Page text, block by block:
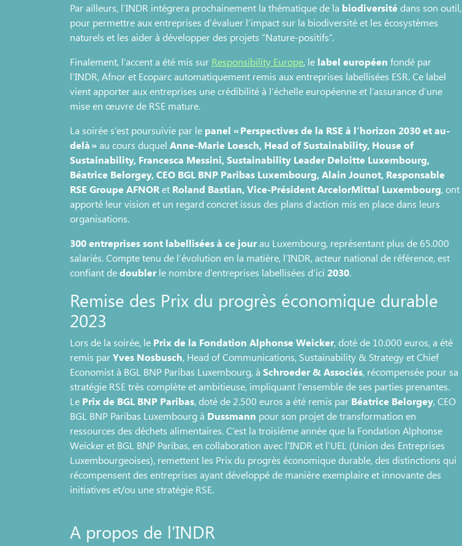
Par ailleurs, l’INDR intégrera prochainement la thématique de la biodiversitédans son outil,
pour permettre aux entreprises d’évaluer l’impact sur la biodiversité et les écosystèmes
naturels et les aider à développer des projets “Nature-positifs”.
Finalement, l’accent a été mis sur Responsibility Europe, le label européen fondé par
l’INDR, Afnor et Ecoparc automatiquement remis aux entreprises labellisées ESR. Ce label
vient apporter aux entreprises une crédibilité à l’échelle européenne et l’assurance d’une
mise en œuvre de RSE mature.
La soirée s’est poursuivie par le panel « Perspectives de la RSE à l’horizon 2030 et au-
delà »au cours duquel Anne-Marie Loesch, Head of Sustainability, House of
Sustainability, Francesca Messini, Sustainability Leader Deloitte Luxembourg,
Béatrice Belorgey, CEO BGL BNP Paribas Luxembourg, Alain Jounot, Responsable
RSE Groupe AFNORet Roland Bastian,Vice-Président ArcelorMittal Luxembourg, ont
apporté leur vision et un regard concret issus des plans d’action mis en place dans leurs
organisations.
300 entreprises sont labellisées à ce jourau Luxembourg, représentant plus de 65.000
salariés. Compte tenu de l’évolution en la matière, l’INDR, acteur national de référence, est
confiant dedoublerle nombre d’entreprises labellisées d’ici 2030.
Remise des Prix du progrès économique durable
2023
Lors de la soirée, le Prix de la Fondation Alphonse Weicker, doté de 10.000 euros, a été
remis parYves Nosbusch, Head of Communications, Sustainability & Strategy et Chief
Economist à BGL BNP Paribas Luxembourg, à Schroeder & Associés, récompensée pour sa
stratégie RSE très complète et ambitieuse, impliquant l’ensemble de ses parties prenantes.
Le Prix de BGL BNP Paribas, doté de 2.500 euros a été remis par Béatrice Belorgey, CEO
BGL BNP Paribas Luxembourg à Dussmann pour son projet de transformation en
ressources des déchets alimentaires. C’est la troisième année que la Fondation Alphonse
Weicker et BGL BNP Paribas, en collaboration avec l’INDR et l’UEL (Union des Entreprises
Luxembourgeoises), remettent les Prix du progrès économique durable, des distinctions qui
récompensent des entreprises ayant développé de manière exemplaire et innovante des
initiatives et/ou une stratégie RSE.
A propos de l’INDR